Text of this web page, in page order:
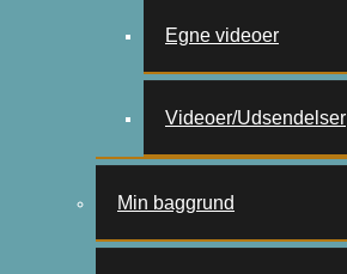
Egne videoer
Videoer/Udsendelser
Min baggrund